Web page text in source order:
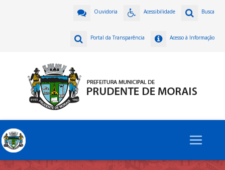
Busca
Acessibilidade
Ouvidoria
Acesso à Informação
Portal da Transparência